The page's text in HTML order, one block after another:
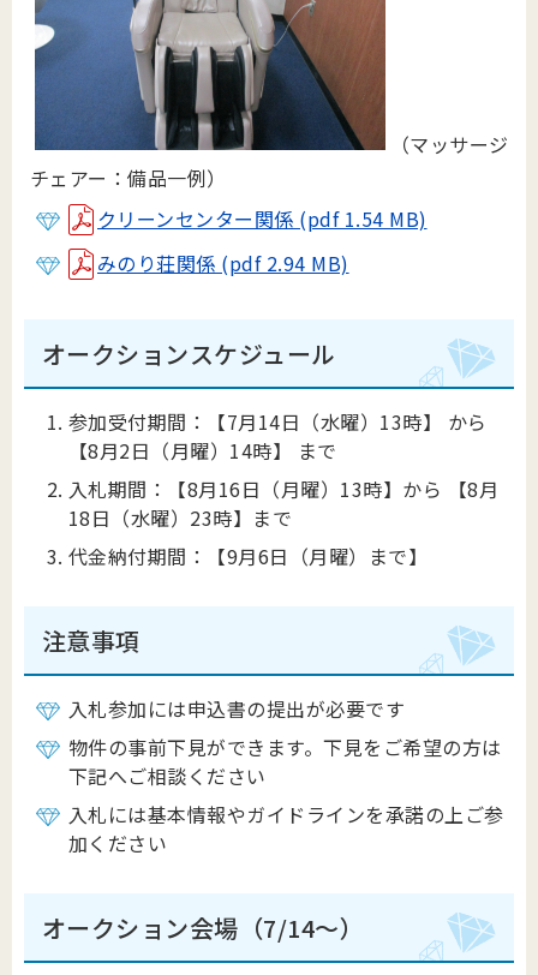
（マッサージ
チェアー：備品一例）
クリーンセンター関係 (pdf 1.54 MB)
みのり荘関係 (pdf 2.94 MB)
オークションスケジュール
参加受付期間：【7月14日（水曜）13時】 から
【8月2日（月曜）14時】 まで
入札期間：【8月16日（月曜）13時】から 【8月
18日（水曜）23時】まで
代金納付期間：【9月6日（月曜）まで】
注意事項
入札参加には申込書の提出が必要です
物件の事前下見ができます。下見をご希望の方は
下記へご相談ください
入札には基本情報やガイドラインを承諾の上ご参
加ください
オークション会場（7/14～）